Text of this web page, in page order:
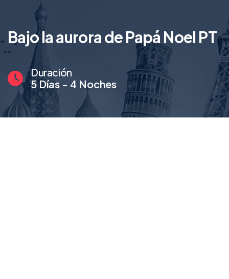
Bajo la aurora de Papá Noel PT
Duración
5 Días - 4 Noches